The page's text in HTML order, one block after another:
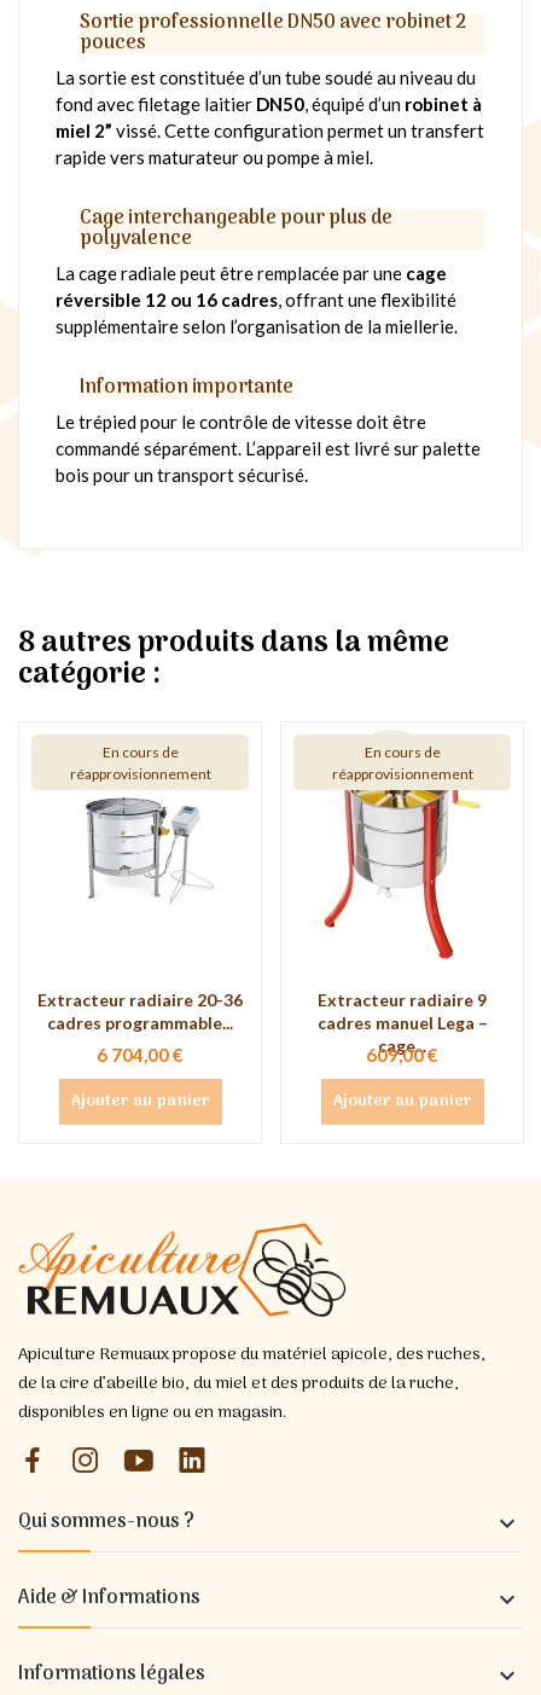
Sortie professionnelle DN50 avec robinet 2
pouces
La sortie est constituée d’un tube soudé au niveau du
fond avec filetage laitier DN50, équipé d’un robinet à
miel 2” vissé. Cette configuration permet un transfert
rapide vers maturateur ou pompe à miel.
Cage interchangeable pour plus de
polyvalence
La cage radiale peut être remplacée par une cage
réversible 12 ou 16 cadres, offrant une flexibilité
supplémentaire selon l’organisation de la miellerie.
Information importante
Le trépied pour le contrôle de vitesse doit être
commandé séparément. L’appareil est livré sur palette
bois pour un transport sécurisé.
8 autres produits dans la même
catégorie :
En cours de
réapprovisionnement
Extracteur radiaire 20-36
cadres programmable...
6 704,00 €
Ajouter au panier
En cours de
réapprovisionnement
Extracteur radiaire 9
cadres manuel Lega –
cage...
609,00 €
Ajouter au panier
Apiculture Remuaux propose du matériel apicole, des ruches,
de la cire d’abeille bio, du miel et des produits de la ruche,
disponibles en ligne ou en magasin.
Qui sommes-nous ? 
Aide & Informations 
Informations légales 